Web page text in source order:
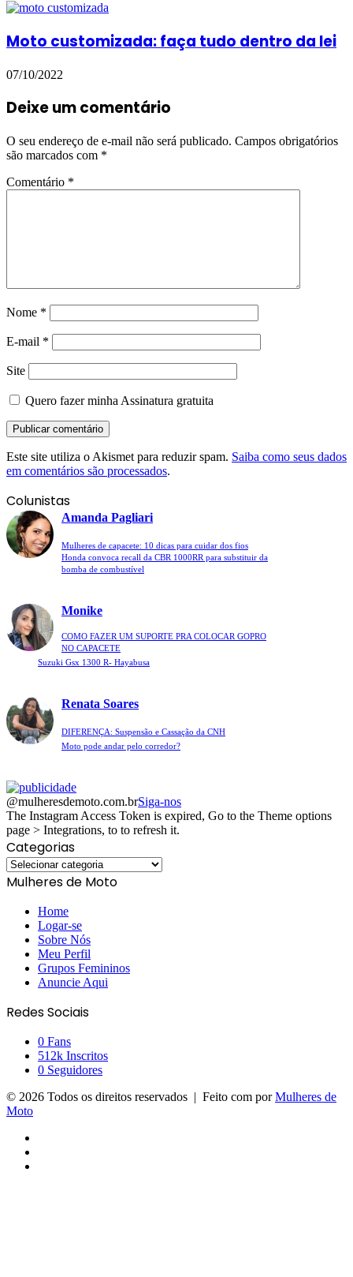
Moto customizada: faça tudo dentro da lei
07/10/2022
Deixe um comentário
O seu endereço de e-mail não será publicado. Campos obrigatórios
são marcados com *
Comentário *
Nome *
E-mail *
Site
Quero fazer minha Assinatura gratuita
Este site utiliza o Akismet para reduzir spam. Saiba como seus dados
em comentários são processados.
Colunistas
Amanda Pagliari
Mulheres de capacete: 10 dicas para cuidar dos fios
Honda convoca recall da CBR 1000RR para substituir da
bomba de combustível
Monike
COMO FAZER UM SUPORTE PRA COLOCAR GOPRO
NO CAPACETE
Suzuki Gsx 1300 R- Hayabusa
Renata Soares
DIFERENÇA: Suspensão e Cassação da CNH
Moto pode andar pelo corredor?
@mulheresdemoto.com.brSiga-nos
The Instagram Access Token is expired, Go to the Theme options
page > Integrations, to to refresh it.
Categorias
Categorias
Mulheres de Moto
Home
Logar-se
Sobre Nós
Meu Perfil
Grupos Femininos
Anuncie Aqui
Redes Sociais
0 Fans
512k Inscritos
0 Seguidores
© 2026 Todos os direitos reservados | Feito com porMulheres de
Moto